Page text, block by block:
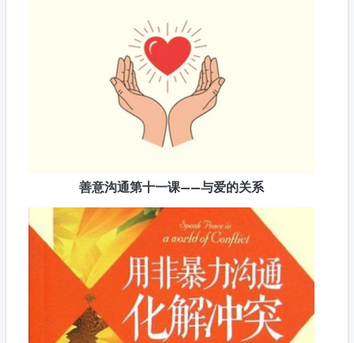
善意沟通第十一课——与爱的关系